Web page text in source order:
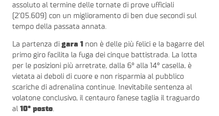
assoluto al termine delle tornate di prove ufficiali
(2’05.609) con un miglioramento di ben due secondi sul
tempo della passata annata.
La partenza di gara 1 non è delle più felici e la bagarre del
primo giro facilita la fuga dei cinque battistrada. La lotta
per le posizioni più arretrate, dalla 6° alla 14° casella, è
vietata ai deboli di cuore e non risparmia al pubblico
scariche di adrenalina continue. Inevitabile sentenza al
volatone conclusivo, il centauro fanese taglia il traguardo
al 10° posto.